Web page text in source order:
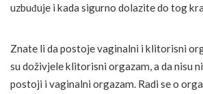
uzbuđuje i kada sigurno dolazite do tog
Znate li da postoje vaginalni i klitorisni
su doživjele klitorisni orgazam, a da nisu
postoji i vaginalni orgazam. Radi se o